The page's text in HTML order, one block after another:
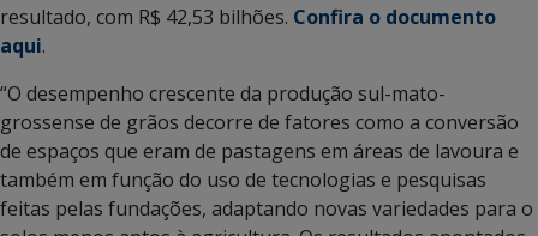
resultado, com R$ 42,53 bilhões. Confira o documento
aqui.
“O desempenho crescente da produção sul-mato-
grossense de grãos decorre de fatores como a conversão
de espaços que eram de pastagens em áreas de lavoura e
também em função do uso de tecnologias e pesquisas
feitas pelas fundações, adaptando novas variedades para o